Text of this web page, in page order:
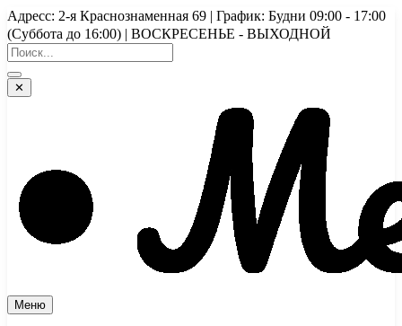
Перейти
к
содержимому
Адресс: 2-я Краснознаменная 69 | График: Будни 09:00 - 17:00
(Суббота до 16:00) | ВОСКРЕСЕНЬЕ - ВЫХОДНОЙ
✕
Меню